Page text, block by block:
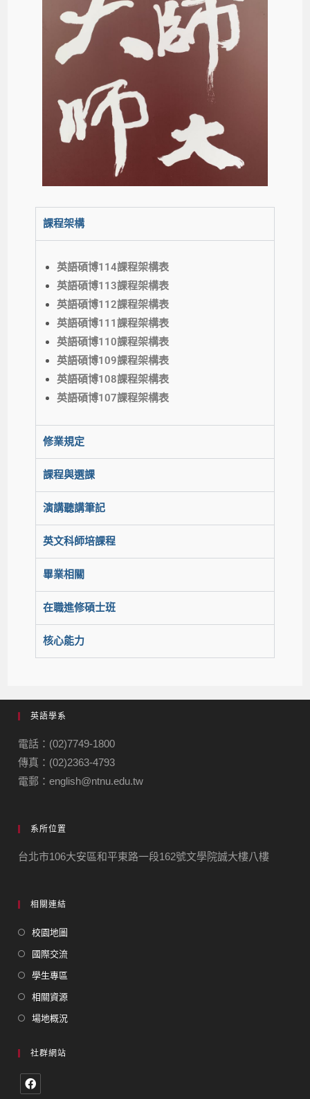
課程架構
英語碩博114課程架構表
英語碩博113課程架構表
英語碩博112課程架構表
英語碩博111課程架構表
英語碩博110課程架構表
英語碩博109課程架構表
英語碩博108課程架構表
英語碩博107課程架構表
修業規定
課程與選課
演講聽講筆記
英文科師培課程
畢業相關
在職進修碩士班
核心能力
英語學系
電話：(02)7749-1800
傳真：(02)2363-4793
電郵：english@ntnu.edu.tw
系所位置
台北市106大安區和平東路一段162號文學院誠大樓八樓
相關連結
校園地圖
國際交流
學生專區
相關資源
場地概況
社群網站